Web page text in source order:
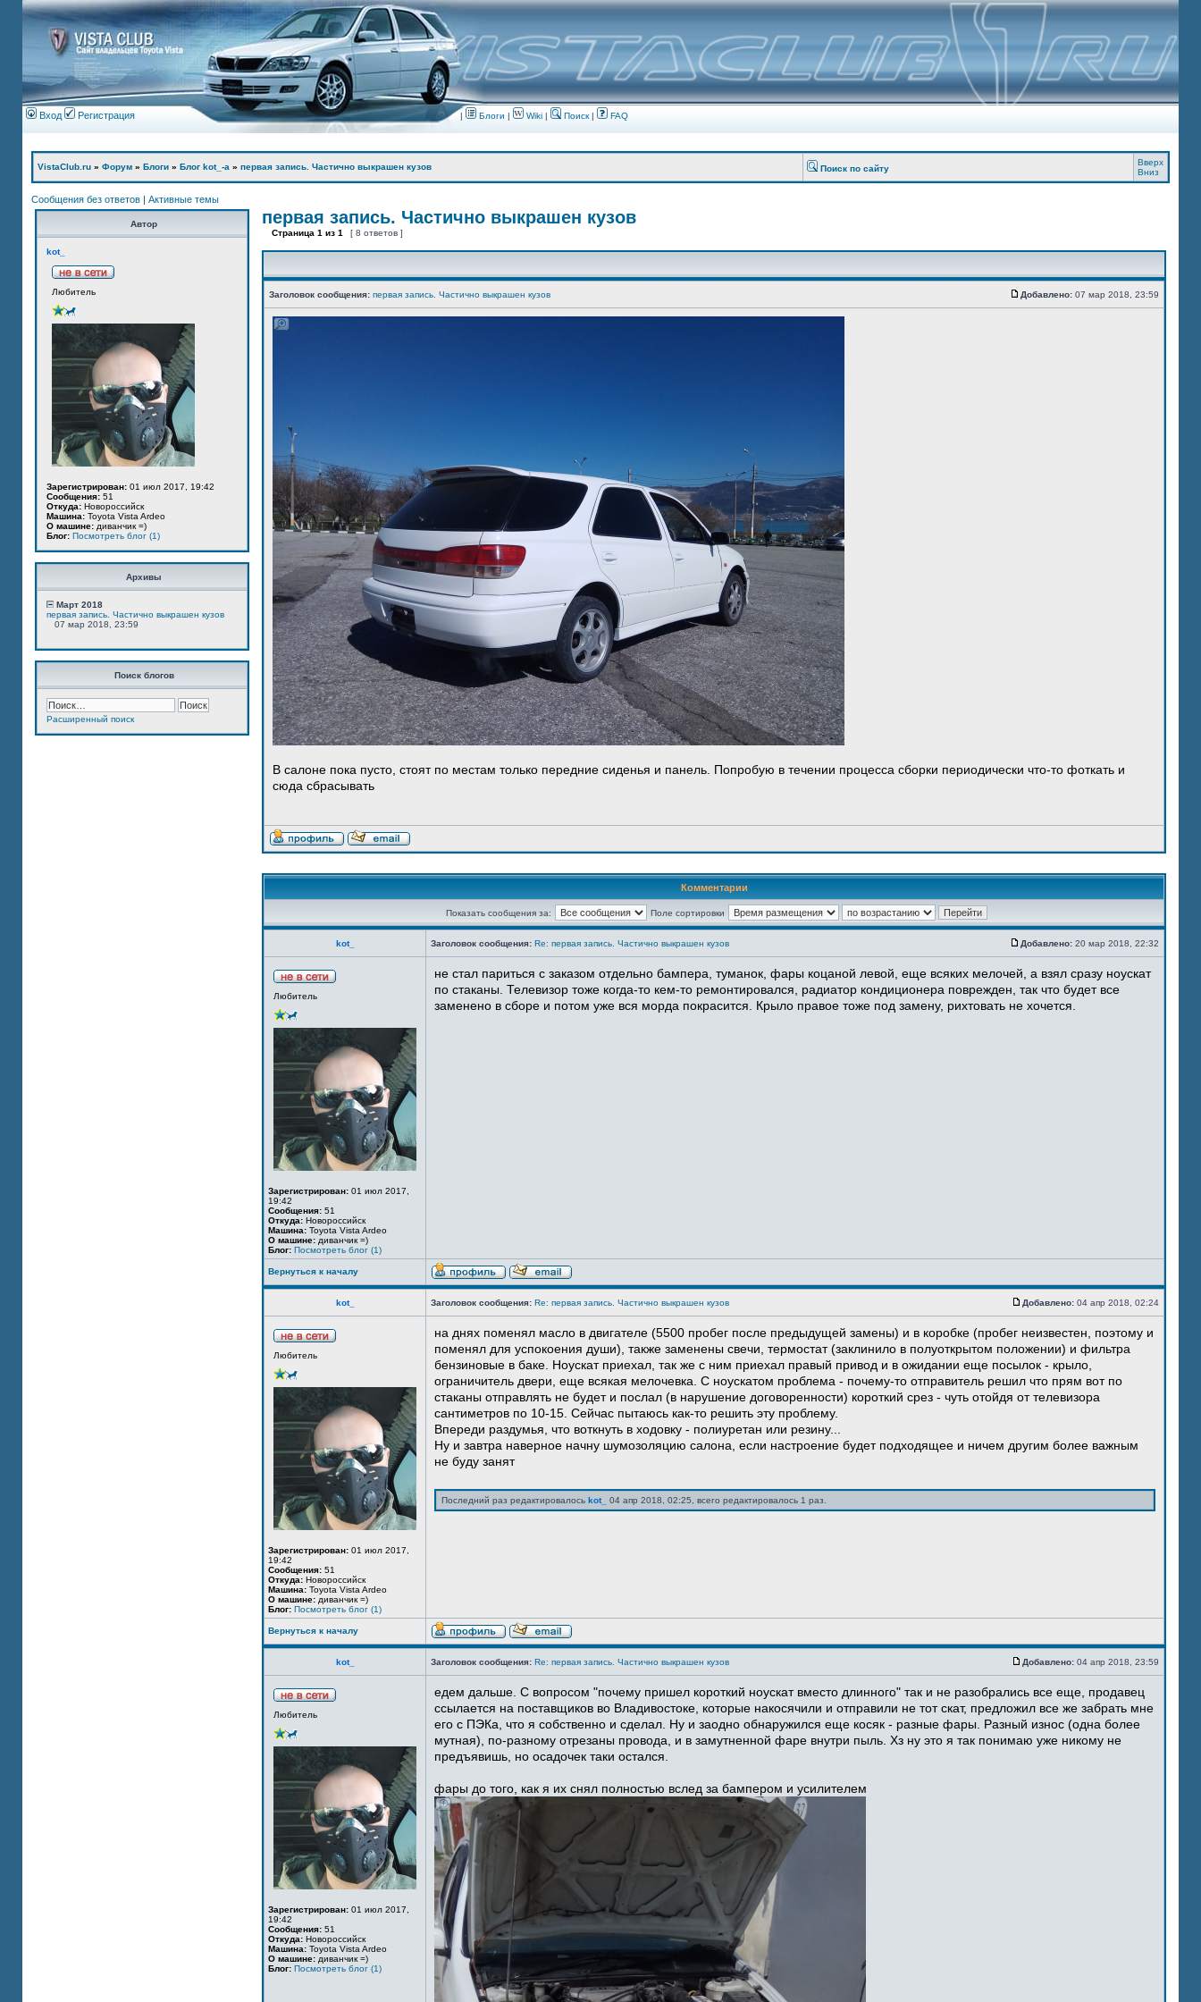
Вход Регистрация | Блоги | Wiki | Поиск| FAQ
VistaClub.ru » Форум » Блоги » Блог kot_-а » первая запись. Частично выкрашен кузов Поиск по сайту
Вверх
Вниз
Сообщения без ответов | Активные темы
Автор
kot_
Любитель
Зарегистрирован: 01 июл 2017, 19:42
Сообщения: 51
Откуда: Новороссийск
Машина: Toyota Vista Ardeo
О машине: диванчик =)
Блог: Посмотреть блог (1)
Архивы
Март 2018
первая запись. Частично выкрашен кузов
07 мар 2018, 23:59
Поиск блогов
Расширенный поиск
первая запись. Частично выкрашен кузов
Страница 1 из 1 [ 8 ответов ]
Заголовок сообщения: первая запись. Частично выкрашен кузов Добавлено: 07 мар 2018, 23:59
В салоне пока пусто, стоят по местам только передние сиденья и панель. Попробую в течении процесса сборки периодически что-то фоткать и
сюда сбрасывать
Комментарии
Показать сообщения за: Поле сортировки
kot_ Заголовок сообщения: Re: первая запись. Частично выкрашен кузов Добавлено: 20 мар 2018, 22:32
Любитель
Зарегистрирован: 01 июл 2017,
19:42
Сообщения: 51
Откуда: Новороссийск
Машина: Toyota Vista Ardeo
О машине: диванчик =)
Блог: Посмотреть блог (1)
не стал париться с заказом отдельно бампера, туманок, фары коцаной левой, еще всяких мелочей, а взял сразу ноускат
по стаканы. Телевизор тоже когда-то кем-то ремонтировался, радиатор кондиционера поврежден, так что будет все
заменено в сборе и потом уже вся морда покрасится. Крыло правое тоже под замену, рихтовать не хочется.
Вернуться к началу
kot_ Заголовок сообщения: Re: первая запись. Частично выкрашен кузов Добавлено: 04 апр 2018, 02:24
Любитель
Зарегистрирован: 01 июл 2017,
19:42
Сообщения: 51
Откуда: Новороссийск
Машина: Toyota Vista Ardeo
О машине: диванчик =)
Блог: Посмотреть блог (1)
на днях поменял масло в двигателе (5500 пробег после предыдущей замены) и в коробке (пробег неизвестен, поэтому и
поменял для успокоения души), также заменены свечи, термостат (заклинило в полуоткрытом положении) и фильтра
бензиновые в баке. Ноускат приехал, так же с ним приехал правый привод и в ожидании еще посылок - крыло,
ограничитель двери, еще всякая мелочевка. С ноускатом проблема - почему-то отправитель решил что прям вот по
стаканы отправлять не будет и послал (в нарушение договоренности) короткий срез - чуть отойдя от телевизора
сантиметров по 10-15. Сейчас пытаюсь как-то решить эту проблему.
Впереди раздумья, что воткнуть в ходовку - полиуретан или резину...
Ну и завтра наверное начну шумозоляцию салона, если настроение будет подходящее и ничем другим более важным
не буду занят
Последний раз редактировалось kot_ 04 апр 2018, 02:25, всего редактировалось 1 раз.
Вернуться к началу
kot_ Заголовок сообщения: Re: первая запись. Частично выкрашен кузов Добавлено: 04 апр 2018, 23:59
Любитель
Зарегистрирован: 01 июл 2017,
19:42
Сообщения: 51
Откуда: Новороссийск
Машина: Toyota Vista Ardeo
О машине: диванчик =)
Блог: Посмотреть блог (1)
едем дальше. С вопросом "почему пришел короткий ноускат вместо длинного" так и не разобрались все еще, продавец
ссылается на поставщиков во Владивостоке, которые накосячили и отправили не тот скат, предложил все же забрать мне
его с ПЭКа, что я собственно и сделал. Ну и заодно обнаружился еще косяк - разные фары. Разный износ (одна более
мутная), по-разному отрезаны провода, и в замутненной фаре внутри пыль. Хз ну это я так понимаю уже никому не
предъявишь, но осадочек таки остался.
фары до того, как я их снял полностью вслед за бампером и усилителем